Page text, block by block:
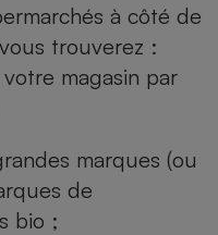
à côté de
trouverez :
magasin par
marques (ou
de
bio ;